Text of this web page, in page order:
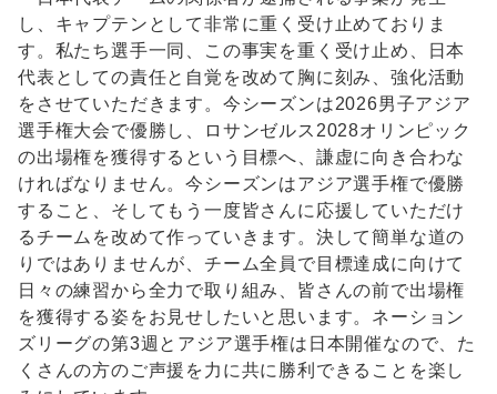
し、キャプテンとして非常に重く受け止めておりま
す。私たち選手一同、この事実を重く受け止め、日本
代表としての責任と自覚を改めて胸に刻み、強化活動
をさせていただきます。今シーズンは2026男子アジア
選手権大会で優勝し、ロサンゼルス2028オリンピック
の出場権を獲得するという目標へ、謙虚に向き合わな
ければなりません。今シーズンはアジア選手権で優勝
すること、そしてもう一度皆さんに応援していただけ
るチームを改めて作っていきます。決して簡単な道の
りではありませんが、チーム全員で目標達成に向けて
日々の練習から全力で取り組み、皆さんの前で出場権
を獲得する姿をお見せしたいと思います。ネーション
ズリーグの第3週とアジア選手権は日本開催なので、た
くさんの方のご声援を力に共に勝利できることを楽し